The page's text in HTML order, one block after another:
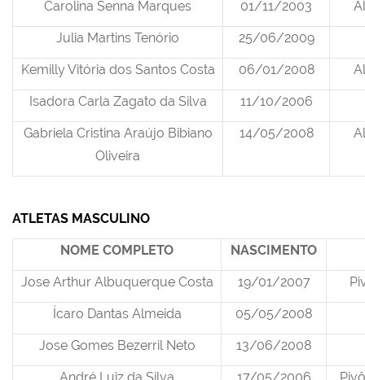
Carolina Senna Marques 01/11/2003
Julia Martins Tenório 25/06/2009
Kemilly Vitória dos Santos Costa 06/01/2008
Isadora Carla Zagato da Silva 11/10/2006
Gabriela Cristina Araújo Bibiano
Oliveira
14/05/2008
ATLETAS MASCULINO
NOME COMPLETO NASCIMENTO
Jose Arthur Albuquerque Costa 19/01/2007
Ícaro Dantas Almeida 05/05/2008
Jose Gomes Bezerril Neto 13/06/2008
André Luiz da Silva 17/05/2006